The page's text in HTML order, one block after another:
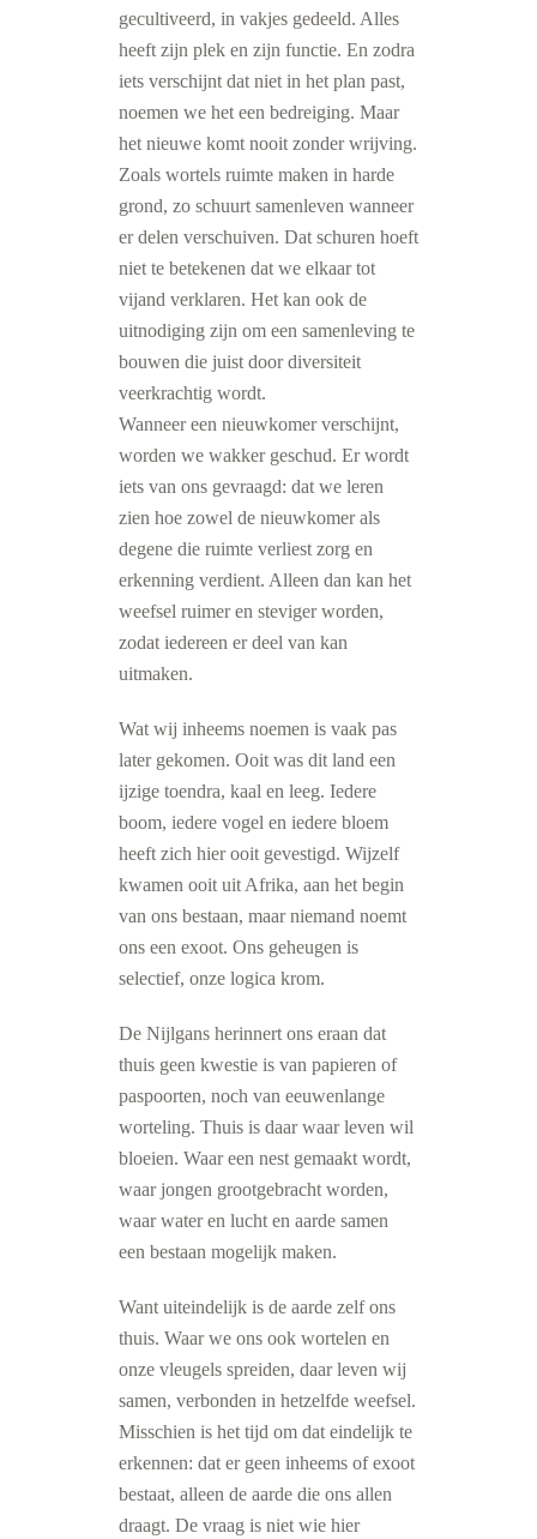
gecultiveerd, in vakjes gedeeld. Alles
heeft zijn plek en zijn functie. En zodra
iets verschijnt dat niet in het plan past,
noemen we het een bedreiging. Maar
het nieuwe komt nooit zonder wrijving.
Zoals wortels ruimte maken in harde
grond, zo schuurt samenleven wanneer
er delen verschuiven. Dat schuren hoeft
niet te betekenen dat we elkaar tot
vijand verklaren. Het kan ook de
uitnodiging zijn om een samenleving te
bouwen die juist door diversiteit
veerkrachtig wordt.
Wanneer een nieuwkomer verschijnt,
worden we wakker geschud. Er wordt
iets van ons gevraagd: dat we leren
zien hoe zowel de nieuwkomer als
degene die ruimte verliest zorg en
erkenning verdient. Alleen dan kan het
weefsel ruimer en steviger worden,
zodat iedereen er deel van kan
uitmaken.
Wat wij inheems noemen is vaak pas
later gekomen. Ooit was dit land een
ijzige toendra, kaal en leeg. Iedere
boom, iedere vogel en iedere bloem
heeft zich hier ooit gevestigd. Wijzelf
kwamen ooit uit Afrika, aan het begin
van ons bestaan, maar niemand noemt
ons een exoot. Ons geheugen is
selectief, onze logica krom.
De Nijlgans herinnert ons eraan dat
thuis geen kwestie is van papieren of
paspoorten, noch van eeuwenlange
worteling. Thuis is daar waar leven wil
bloeien. Waar een nest gemaakt wordt,
waar jongen grootgebracht worden,
waar water en lucht en aarde samen
een bestaan mogelijk maken.
Want uiteindelijk is de aarde zelf ons
thuis. Waar we ons ook wortelen en
onze vleugels spreiden, daar leven wij
samen, verbonden in hetzelfde weefsel.
Misschien is het tijd om dat eindelijk te
erkennen: dat er geen inheems of exoot
bestaat, alleen de aarde die ons allen
draagt. De vraag is niet wie hier